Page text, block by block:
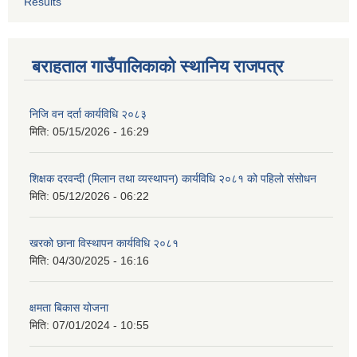
बराहताल गाउँपालिकाको स्थानिय राजपत्र
निजि वन दर्ता कार्यविधि २०८३
मिति: 05/15/2026 - 16:29
शिक्षक दरवन्दी (मिलान तथा व्यस्थापन) कार्यविधि २०८१ को पहिलो संसोधन
मिति: 05/12/2026 - 06:22
खरको छाना विस्थापन कार्यविधि २०८१
मिति: 04/30/2025 - 16:16
क्षमता बिकास योजना
मिति: 07/01/2024 - 10:55